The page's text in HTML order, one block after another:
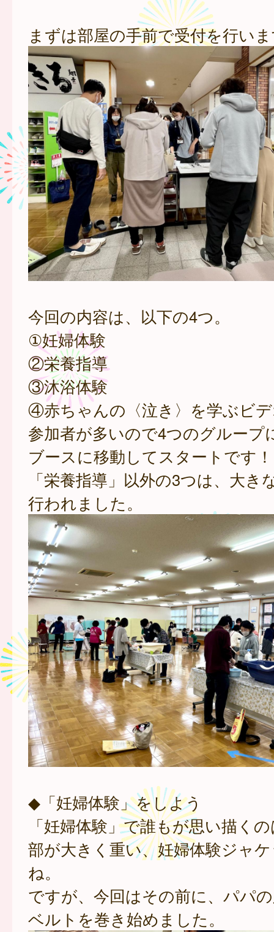
まずは部屋の手前で受付を行い
今回の内容は、以下の4つ。
①妊婦体験
②栄養指導
③沐浴体験
④赤ちゃんの〈泣き〉を学ぶビ
参加者が多いので4つのグループ
ブースに移動してスタートです！
「栄養指導」以外の3つは、大き
行われました。
◆「妊婦体験」をしよう
「妊婦体験」で誰もが思い描く
部が大きく重い、妊婦体験ジャ
ね。
ですが、今回はその前に、パパ
ベルトを巻き始めました。